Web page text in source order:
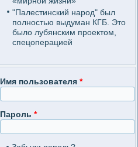
"Палестинский народ" был
полностью выдуман КГБ. Это
было лубянским проектом,
спецоперацией
Имя пользователя *
Пароль *